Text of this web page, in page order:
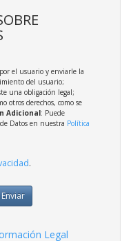
el usuario y enviarle la
del usuario;
una obligación legal;
otros derechos, como se
Adicional: Puede
Datos en nuestra Política
.
Enviar
Legal